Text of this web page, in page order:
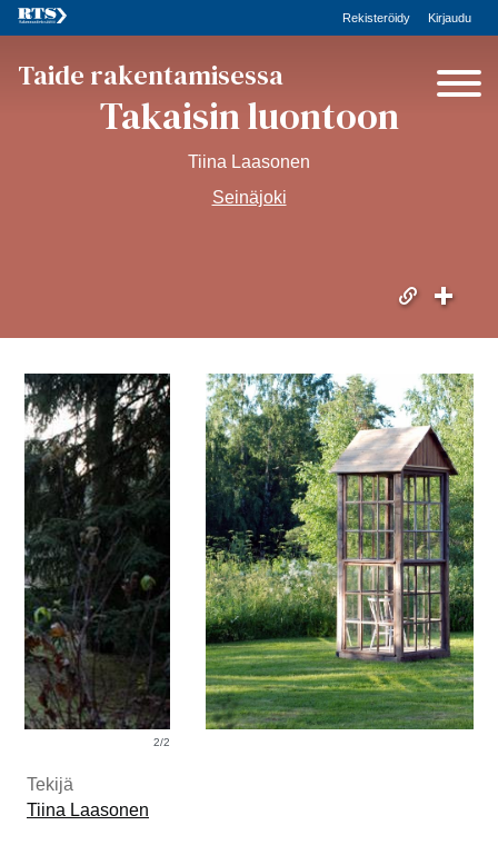
Rekisteröidy Kirjaudu
Taide rakentamisessa
Takaisin luontoon
Tiina Laasonen
Seinäjoki
Tekijä
Tiina Laasonen